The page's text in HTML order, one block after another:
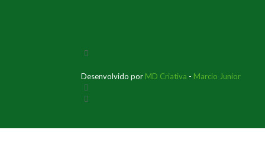
Desenvolvido por MD Criativa - Marcio Junior